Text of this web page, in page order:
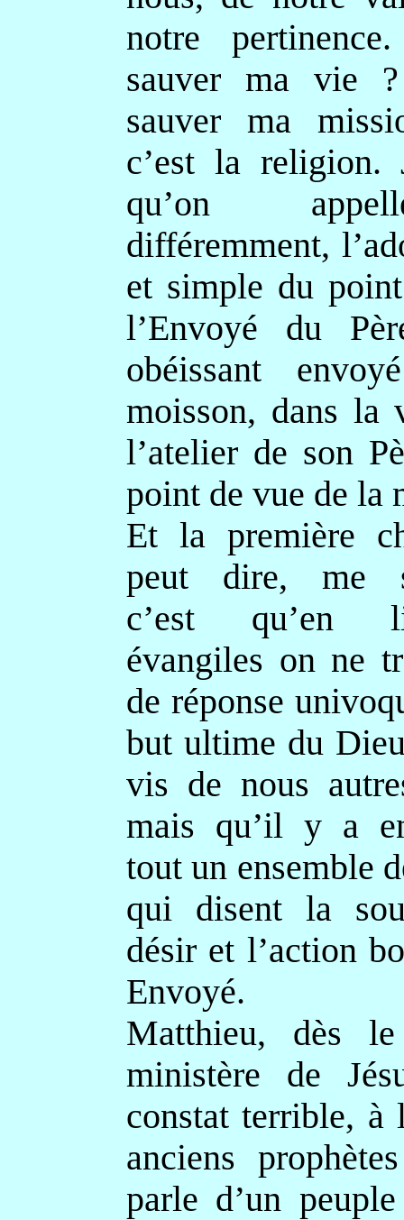
notre
sauver ma vie ?
sauver ma
c’est la religion.
qu’on
différemment,
et simple du
l’Envoyé du
obéissant
moisson, dans la
l’atelier de son
point de vue de la
Et la première
peut dire, me
c’est qu’en
évangiles on ne
de réponse
but ultime du
vis de nous
mais qu’il y a
tout un ensemble
qui disent la
désir et l’action
Envoyé.
Matthieu, dès
ministère de
constat terrible, à
anciens
parle d’un